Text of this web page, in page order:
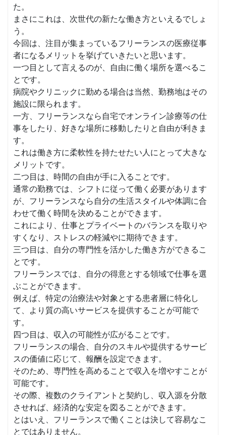
た。
まさにこれは、次世代の新たな働き方といえるでしょ
う。
今回は、注目が集まっているフリーランスの医療従事
者になるメリットを挙げていきたいと思います。
一つ目として言えるのが、自由に働く場所を選べるこ
とです。
病院やクリニックに勤める場合は当然、勤務地はその
施設に限られます。
一方、フリーランスなら自宅でオンライン診療等の仕
事をしたり、好きな場所に移動したりと自由が利きま
す。
これは働き方に柔軟性を持たせたい人にとって大きな
メリットです。
二つ目は、時間の自由が手に入ることです。
通常の勤務では、シフトに従って働く必要があります
が、フリーランスなら自分の生活スタイルや体調に合
わせて働く時間を決めることができます。
これにより、仕事とプライベートのバランスを取りや
すくなり、ストレスの軽減やに期待できます。
三つ目は、自分の専門性を活かした働き方ができるこ
とです。
フリーランスでは、自分の得意とする領域で仕事を選
ぶことができます。
例えば、特定の治療法や対象とする患者層に特化し
て、より質の高いサービスを提供することが可能で
す。
四つ目は、収入の可能性が広がることです。
フリーランスの場合、自分のスキルや提供するサービ
スの価値に応じて、報酬を設定できます。
そのため、専門性を高めることで収入を増やすことが
可能です。
その際、複数のクライアントと契約し、収入源を分散
させれば、経済的な安定を図ることができます。
とはいえ、フリーランスで働くことは決して容易なこ
とではありません。